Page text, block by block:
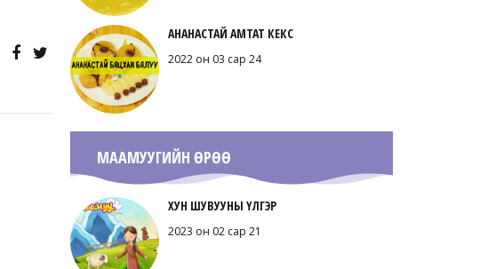
АНАНАСТАЙ АМТАТ КЕКС
2022 он 03 сар 24
МААМУУГИЙН ӨРӨӨ
ХУН ШУВУУНЫ ҮЛГЭР
2023 он 02 сар 21